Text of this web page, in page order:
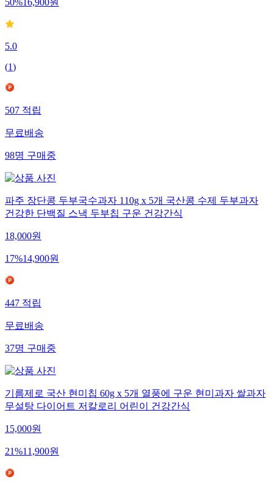
50%16,900원
5.0
(1)
507적립
무료배송
98명구매중
파주 장단콩 두부국수과자 110g x 5개 국산콩 수제 두부과자
건강한 단백질 스낵 두부칩 구운 건강간식
18,000원
17%14,900원
447적립
무료배송
37명구매중
기름제로 국산 현미칩 60g x 5개 열풍에 구운 현미과자 쌀과자
무설탕 다이어트 저칼로리 어린이 건강간식
15,000원
21%11,900원